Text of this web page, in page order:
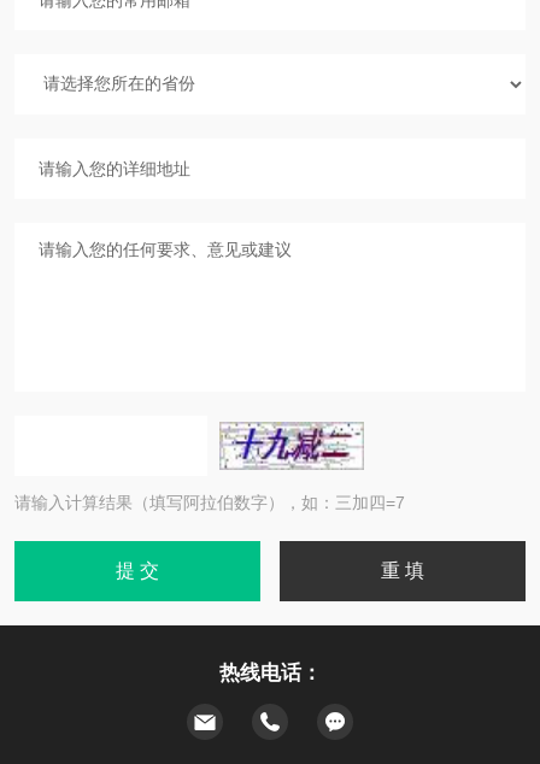
请输入计算结果（填写阿拉伯数字），如：三加四=7
热线电话：